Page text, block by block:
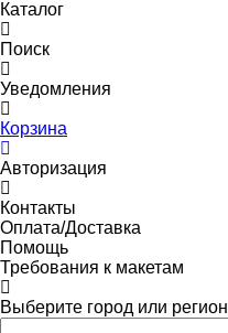
Каталог
Поиск
Уведомления
Корзина
Авторизация
Контакты
Оплата/Доставка
Помощь
Требования к макетам
Выберите город или регион